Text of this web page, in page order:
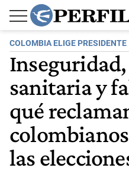
COLOMBIA ELIGE PRESIDENTE
sanitaria y
qué
las